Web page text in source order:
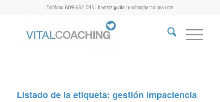
Teléfono 609 682 045 | beatriz@vitalcoachingbarcelona.com
Listado de la etiqueta: gestión impaciencia